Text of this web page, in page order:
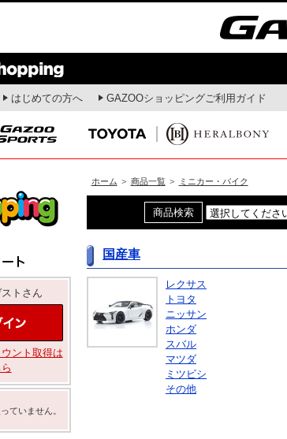
クルマ情報
新車ニュース
試乗記
商品解説
開発者インタビュー
モビリティ
MaaS
コネクティッド
スマートシティ
コラム・エッセイ
安東弘樹連載コラム
寺田昌弘連載コラム
山田弘樹連載コラム
レポーター(お)ねえさん連載コラ
ム
特集
はじめての方へ GAZOOショッピングご利用ガイド
ホーム > 商品一覧 > ミニカー・バイク
国産車
レクサス
トヨタ
ニッサン
ホンダ
スバル
マツダ
ミツビシ
その他
トさん
ント取得は
ていません。